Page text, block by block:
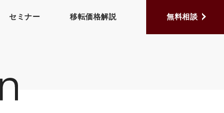
セミナー 移転価格解説 無料相談